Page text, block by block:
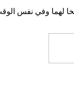
وفي نفس الوقت